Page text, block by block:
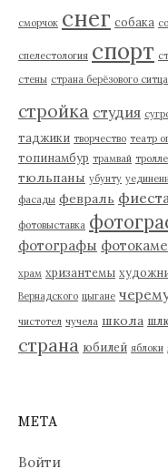
сморчок снег собака
спелестология спорт
стены страна берёзового ситца
стройка студия
таджики творчество театр
топинамбур трамвай
тюльпаны убунту
фасады февраль фиеста
фотовыставка
фотографы
храм хризантемы
Вернадского цыгане
чистотел чучела школа
страна юбилей яблоки
МЕТА
Войти